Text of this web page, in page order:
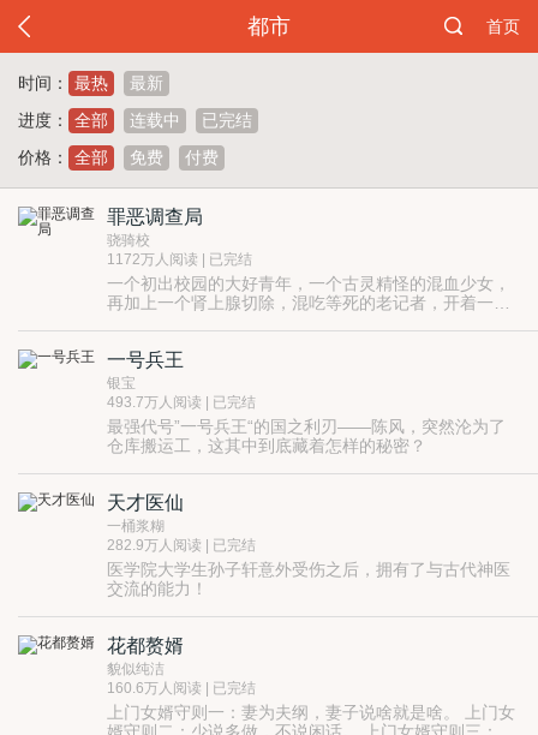
都市 首页
时间： 最热
最新
进度：
全部 连载中
已完结
价格：
全部 免费 付费
罪恶调查局
骁骑校
1172万人阅读 | 已完结
一个初出校园的大好青年，一个古灵精怪的混血少女，
再加上一个肾上腺切除，混吃等死的老记者，开着一辆
一号兵王
银宝
493.7万人阅读 | 已完结
最强代号”一号兵王“的国之利刃——陈风，突然沦为了
仓库搬运工，这其中到底藏着怎样的秘密？
天才医仙
一桶浆糊
282.9万人阅读 | 已完结
医学院大学生孙子轩意外受伤之后，拥有了与古代神医
交流的能力！
孙子轩无奈的说：“我只是一心想要振兴中医啊！”
【同名漫画在网易漫画火热连载中，地址：
https://manhua.163.com/source/
花都赘婿
貌似纯洁
160.6万人阅读 | 已完结
上门女婿守则一：妻为夫纲，妻子说啥就是啥。 上门女